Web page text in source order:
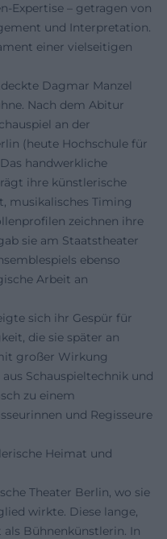
Expertise – getragen von
und Interpretation.
einer vielseitigen
Dagmar Manzel
Nach dem Abitur
an der
(heute Hochschule für
handwerkliche
ihre künstlerische
musikalisches Timing
zeichnen ihre
sie am Staatstheater
ebenso
Arbeit an
sich ihr Gespür für
die sie später an
großer Wirkung
Schauspieltechnik und
zu einem
und Regisseure
Heimat und
Theater Berlin, wo sie
wirkte. Diese lange,
Bühnenkünstlerin. In